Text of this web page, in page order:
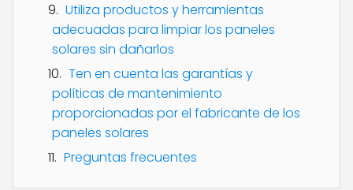
Utiliza productos y herramientas
adecuadas para limpiar los paneles
solares sin dañarlos
Ten en cuenta las garantías y
políticas de mantenimiento
proporcionadas por el fabricante de los
paneles solares
Preguntas frecuentes